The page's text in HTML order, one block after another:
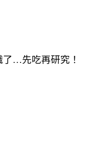
…先吃再研究！